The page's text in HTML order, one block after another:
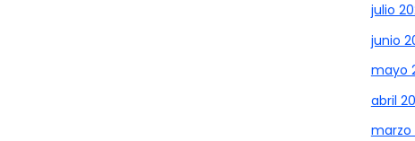
julio
junio
mayo
abril
marzo